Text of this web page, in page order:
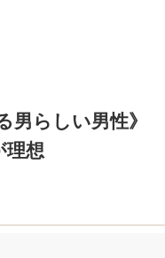
男らしい男性》
理想